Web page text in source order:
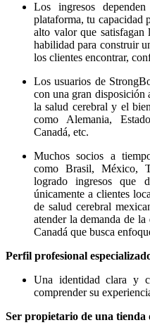
Los ingresos
plataforma, tu capacidad
alto valor que satisfagan
habilidad para construir
los clientes encontrar,
Los usuarios de
con una gran disposición
la salud cerebral y el
como Alemania,
Canadá, etc.
Muchos socios a
como Brasil, México,
logrado ingresos que
únicamente a clientes
de salud cerebral
atender la demanda de
Canadá que busca
Perfil profesional
Una identidad clara y
comprender su
Ser propietario de una tienda